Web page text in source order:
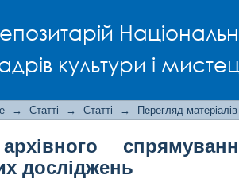
культури і
→ Статті → Статті → Перегляд матеріалів
досліджень